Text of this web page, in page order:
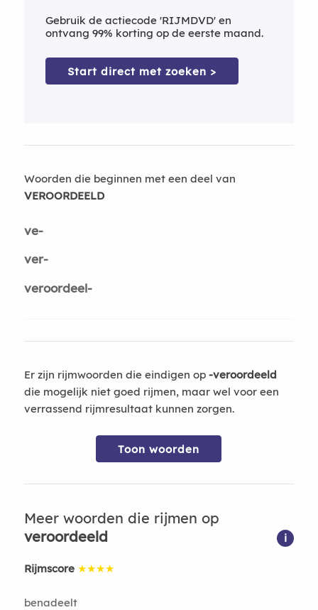
Gebruik de actiecode 'RIJMDVD' en
ontvang 99% korting op de eerste maand.
Start direct met zoeken >
Woorden die beginnen met een deel van
VEROORDEELD
ve-
ver-
veroordeel-
Er zijn rijmwoorden die eindigen op -veroordeeld
die mogelijk niet goed rijmen, maar wel voor een
verrassend rijmresultaat kunnen zorgen.
Toon woorden
Meer woorden die rijmen op
veroordeeld
i
Rijmscore ★★★★
benadeelt